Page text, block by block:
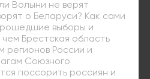
Волыни не верят
о Беларуси? Как сами
выборы и
Брестская область
регионов России и
Союзного
поссорить россиян и